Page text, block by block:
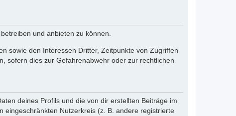
und anbieten zu können.
sowie den Interessen Dritter, Zeitpunkte von Zugriffen
sofern dies zur Gefahrenabwehr oder zur rechtlichen
deines Profils und die von dir erstellten Beiträge im
eingeschränkten Nutzerkreis (z. B. andere registrierte